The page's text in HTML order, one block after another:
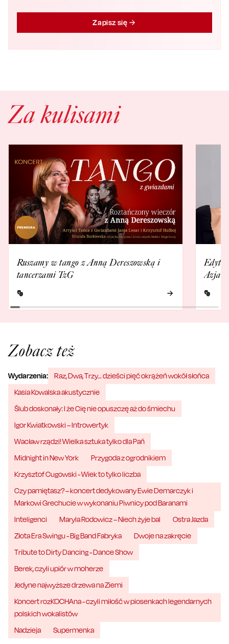
Zapisz się
Za kulisami
Ruszamy w tango z Anną Dereszowską i
tancerzami TzG
Edyta
Azja
Zobacz też
Wydarzenia:
Raz, Dwa, Trzy… dzieści pięć okrążeń wokół słońca
Kasia Kowalska akustycznie
Ślub doskonały: I że Cię nie opuszczę aż do śmiechu
Igor Kwiatkowski – Introwertyk
Wacław rządzi! Wielka sztuka tylko dla Pań
Midnight in New York
Przygoda z ogrodnikiem
Krzysztof Cugowski - Wiek to tylko liczba
Czy pamiętasz? – koncert dedykowany Ewie Demarczyk i
Markowi Grechucie w wykonaniu Piwnicy pod Baranami
Inteligenci
Maryla Rodowicz – Niech żyje bal
Ostra Jazda
Złota Era Swingu - Big Band Fabryka
Dwoje na zakręcie
Tribute to Dirty Dancing - Dance Show
Berek, czyli upiór w moherze
Jedyne najwyższe drzewa na Ziemi
Koncert rozKOCHAna - czyli miłość w piosenkach legendarnych
polskich wokalistów
Nadzieja
Supermenka